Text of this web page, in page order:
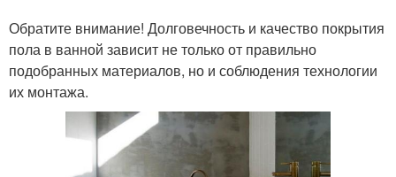
Обратите внимание! Долговечность и качество покрытия
пола в ванной зависит не только от правильно
подобранных материалов, но и соблюдения технологии
их монтажа.